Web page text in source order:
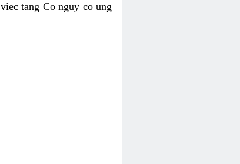
tang Co nguy co ung